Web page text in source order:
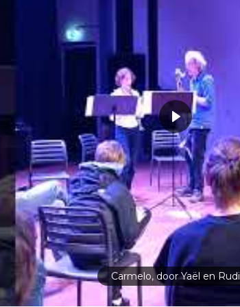
Carmelo, door Yaël en Rudi